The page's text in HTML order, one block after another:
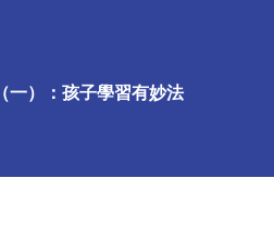
一）：孩子學習有妙法